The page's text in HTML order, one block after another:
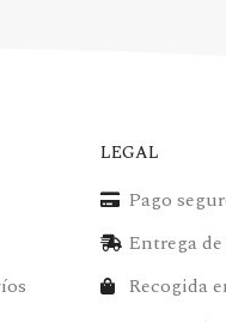
LEGAL
Pago
Entrega de
Recogida